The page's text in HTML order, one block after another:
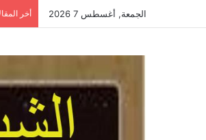
الجمعة, أغسطس 7 2026 أخر